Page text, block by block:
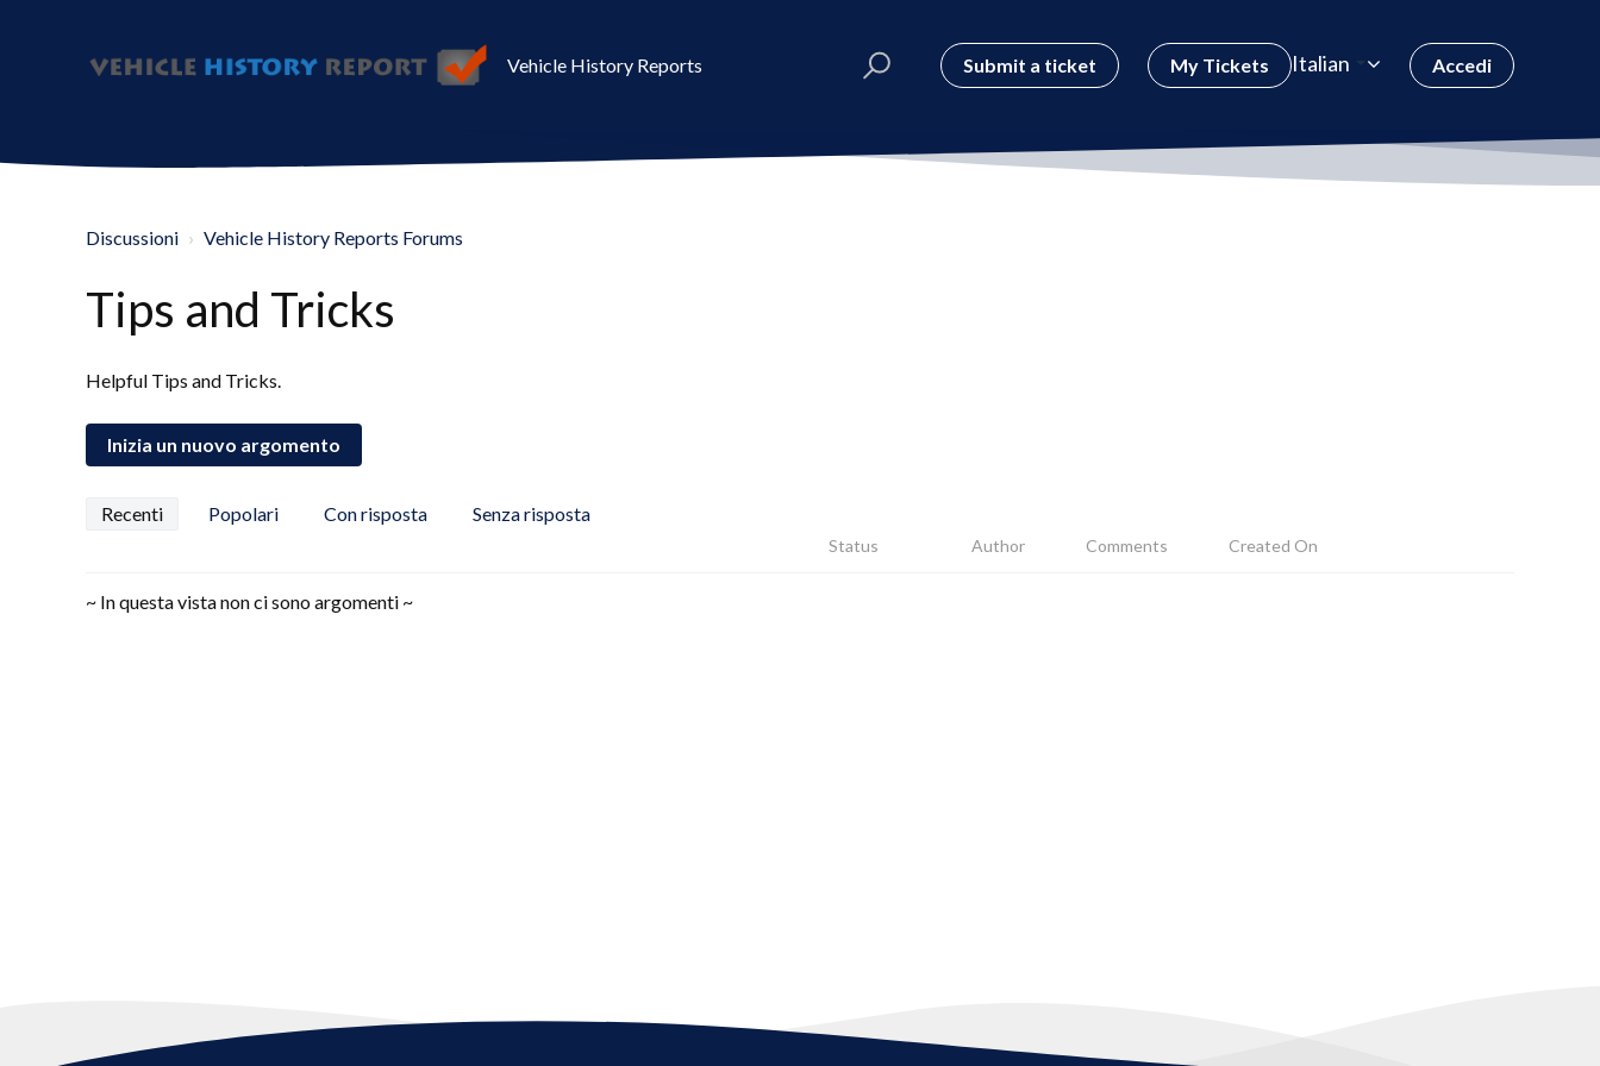
Vehicle History Reports Submit a ticket My Tickets Italian Accedi
Discussioni Vehicle History Reports Forums
Tips and Tricks
Helpful Tips and Tricks.
Inizia un nuovo argomento
Recenti Popolari Con risposta Senza risposta
Status Author Comments Created On
~ In questa vista non ci sono argomenti ~